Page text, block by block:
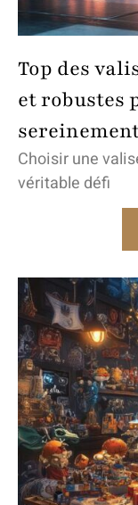
Top des
et robustes
Choisir une
véritable défi